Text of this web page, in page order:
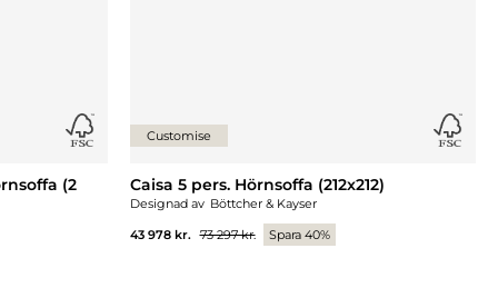
(2
Customise
Caisa 5 pers. Hörnsoffa (212x212)
Designad av Böttcher & Kayser
43 978 kr.
73 297 kr. Spara 40%